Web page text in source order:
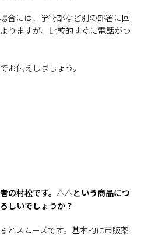
合には、学術部など別の部署に回
りますが、比較的すぐに電話がつ
お伝えしましょう。
の村松です。△△という商品につ
しいでしょうか？
とスムーズです。基本的に市販薬